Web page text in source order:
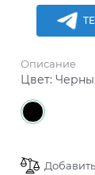
Описание
Цвет: